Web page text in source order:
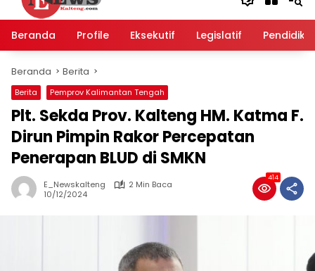
konten
Beranda
Profile Eksekutif Legislatif
Beranda Berita
Berita Pemprov Kalimantan Tengah
Plt. Sekda Prov. Kalteng HM. Katma F.
Dirun Pimpin Rakor Percepatan
Penerapan BLUD di SMKN
E_Newskalteng
2 Min Baca
10/12/2024
414